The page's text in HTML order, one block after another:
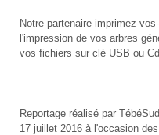
Notre partenaire imprimez-
l'impression de vos arbres
vos fichiers sur clé USB ou
Reportage réalisé par
17 juillet 2016 à l'occasion